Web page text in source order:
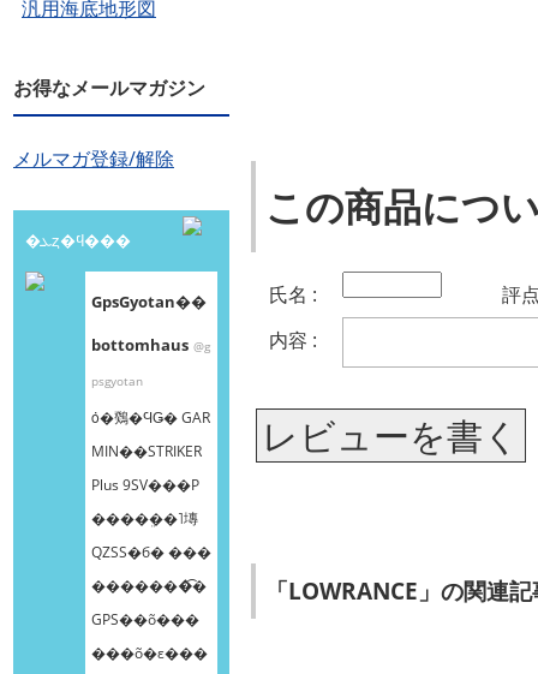
汎用海底地形図
お得なメールマガジン
メルマガ登録/解除
�ܥȥ�ϥ���
GpsGyotan��
bottomhaus @g
psgyotan
ȯ�䳫�ϤǤ� GAR
MIN��STRIKER
Plus 9SV���Ρ
����ܸ��˥塼
QZSS�б� ���
�������͡�
GPS��õ���
���õ�ε���
この商品につ
氏名 :
評
内容 :
レビューを書く
「LOWRANCE」の関連